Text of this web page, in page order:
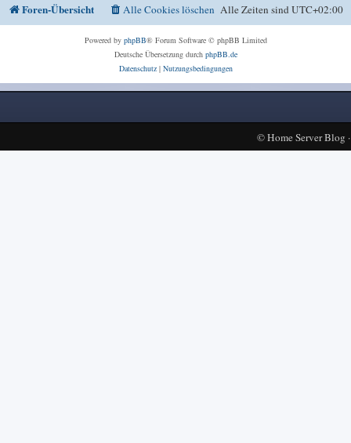
Foren-Übersicht Alle Zeiten sindUTC+02:00
Alle Cookies löschen
Powered by phpBB® Forum Software © phpBB Limited
Deutsche Übersetzung durch phpBB.de
Datenschutz| Nutzungsbedingungen
©Home Server Blog